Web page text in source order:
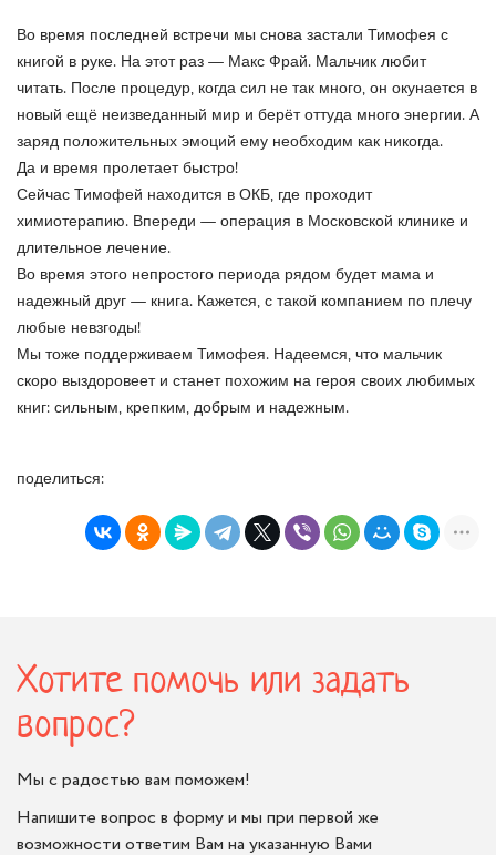
Во время последней встречи мы снова застали Тимофея с
книгой в руке. На этот раз — Макс Фрай. Мальчик любит
читать. После процедур, когда сил не так много, он окунается в
новый ещё неизведанный мир и берёт оттуда много энергии. А
заряд положительных эмоций ему необходим как никогда.
Да и время пролетает быстро!
Сейчас Тимофей находится в ОКБ, где проходит
химиотерапию. Впереди — операция в Московской клинике и
длительное лечение.
Во время этого непростого периода рядом будет мама и
надежный друг — книга. Кажется, с такой компанием по плечу
любые невзгоды!
Мы тоже поддерживаем Тимофея. Надеемся, что мальчик
скоро выздоровеет и станет похожим на героя своих любимых
книг: сильным, крепким, добрым и надежным.
поделиться:
Хотите помочь или задать
вопрос?
Мы с радостью вам поможем!
Напишите вопрос в форму и мы при первой же
возможности ответим Вам на указанную Вами